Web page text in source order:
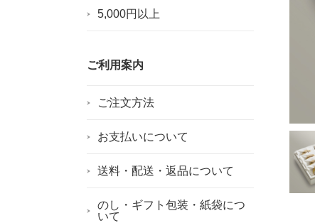
5,000円以上
ご利用案内
ご注文方法
お支払いについて
送料・配送・返品について
のし・ギフト包装・紙袋につ
いて